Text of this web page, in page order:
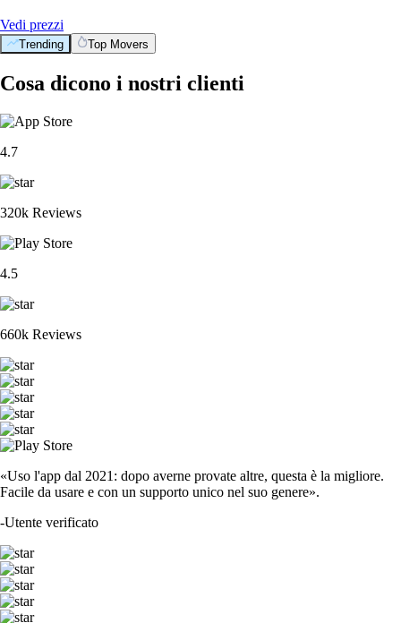
Vedi prezzi
Trending Top Movers
Cosa dicono i nostri clienti
4.7
320k Reviews
4.5
660k Reviews
«Uso l'app dal 2021: dopo averne provate altre, questa è la migliore.
Facile da usare e con un supporto unico nel suo genere».
-Utente verificato